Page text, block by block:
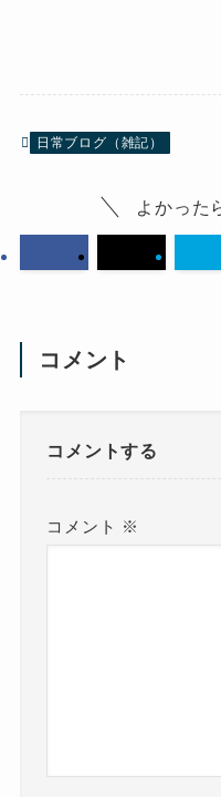
日常ブログ（雑記）
よかった
コメント
コメントする
コメント ※